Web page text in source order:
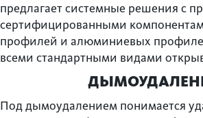
предлагает системные решения с
сертифицированными
профилей и алюминиевых
всеми стандартными видами
Под дымоудалением понимается